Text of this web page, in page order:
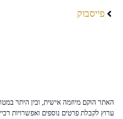
פייסבוק
האתר הוקם מיוזמה אישית, ובין היתר
ערוץ לקבלת פרטים נוספים ואפשרויות